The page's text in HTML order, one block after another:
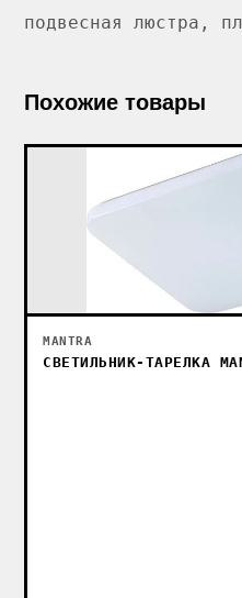
подвесная люстра,
Похожие товары
MANTRA
СВЕТИЛЬНИК-ТАРЕЛКА